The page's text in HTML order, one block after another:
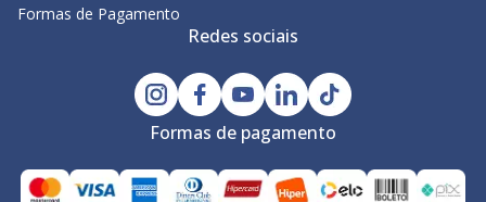
Formas de Pagamento
Redes sociais
Formas de pagamento